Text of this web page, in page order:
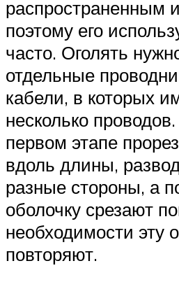
распространенным
поэтому его
часто. Оголять
отдельные
кабели, в которых
несколько
первом этапе
вдоль длины,
разные стороны, а
оболочку срезают
необходимости эту
повторяют.